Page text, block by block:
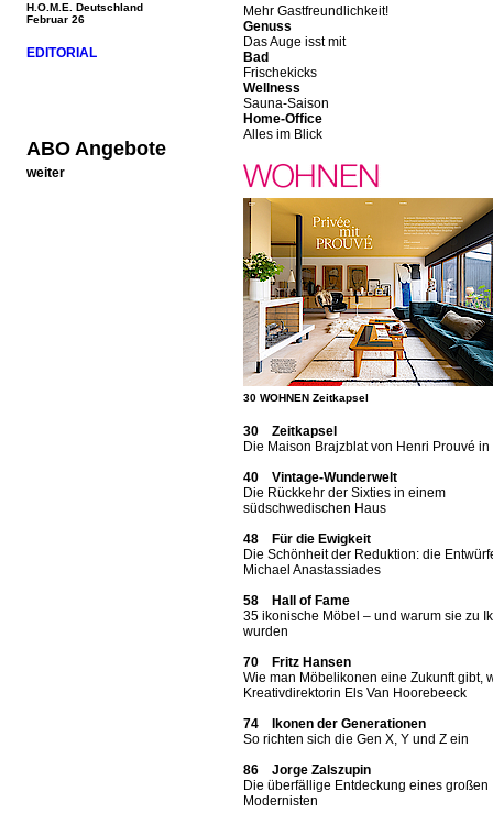
H.O.M.E. Deutschland
Februar 26
EDITORIAL
ABO Angebote
weiter
Mehr Gastfreundlichkeit!
Genuss
Das Auge isst mit
Bad
Frischekicks
Wellness
Sauna-Saison
Home-Office
Alles im Blick
30 WOHNEN Zeitkapsel
30 Zeitkapsel
Die Maison Brajzblat von Henri Prouvé in
40 Vintage-Wunderwelt
Die Rückkehr der Sixties in einem
südschwedischen Haus
48 Für die Ewigkeit
Die Schönheit der Reduktion: die
Michael Anastassiades
58 Hall of Fame
35 ikonische Möbel – und warum sie zu
wurden
70 Fritz Hansen
Wie man Möbelikonen eine Zukunft gibt,
Kreativdirektorin Els Van Hoorebeeck
74 Ikonen der Generationen
So richten sich die Gen X, Y und Z ein
86 Jorge Zalszupin
Die überfällige Entdeckung eines großen
Modernisten